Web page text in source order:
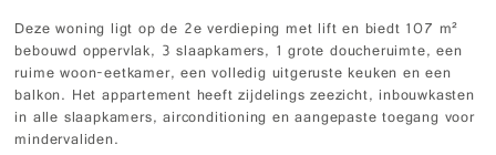
Deze woning ligt op de 2e verdieping met lift en biedt 107 m²
bebouwd oppervlak, 3 slaapkamers, 1 grote doucheruimte, een
ruime woon-eetkamer, een volledig uitgeruste keuken en een
balkon. Het appartement heeft zijdelings zeezicht, inbouwkasten
in alle slaapkamers, airconditioning en aangepaste toegang voor
mindervaliden.